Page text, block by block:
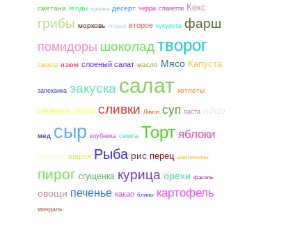
сметана ягоды крошка десерт черри спагетти Кекс
грибы морковь оладьи второе кукуруза фарш
помидоры шоколадтворог
свекла изюм слоеный салат масло Мясо Капуста
запеканка закускасалат котлеты
слоеное тесто сливки Лимон суп паста яйцо
мед сыр клубника семга Тортяблоки
бисквит вишня Рыба рис перец шампиньоны
пирог сгущенка курица орехи фасоль
овощи печенье какао блины картофель
миндаль